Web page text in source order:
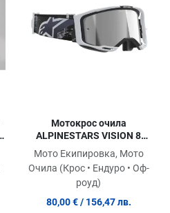
Quick View
Мотокрос очила
ALPINESTARS VISION 8
LAHND IRON/CAMO
MIRROR-SIL
Мото Екипировка, Мото
Очила (Крос • Ендуро • Оф-
роуд)
80,00 € / 156,47 лв.